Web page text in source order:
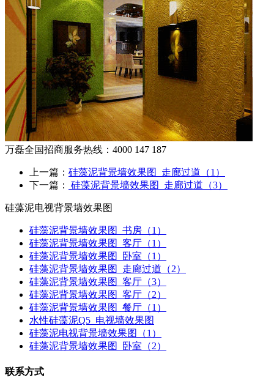
万磊全国招商服务热线： 4000 147 187
上一篇： 硅藻泥背景墙效果图_走廊过道（1）
下一篇：
硅藻泥背景墙效果图_走廊过道（3）
硅藻泥电视背景墙效果图
硅藻泥背景墙效果图_书房（1）
硅藻泥背景墙效果图_客厅（1）
硅藻泥背景墙效果图_卧室（1）
硅藻泥背景墙效果图_走廊过道（2）
硅藻泥背景墙效果图_客厅（3）
硅藻泥背景墙效果图_客厅（2）
硅藻泥背景墙效果图_餐厅（1）
水性硅藻泥Q5_电视墙效果图
硅藻泥电视背景墙效果图（1）
硅藻泥背景墙效果图_卧室（2）
联系方式